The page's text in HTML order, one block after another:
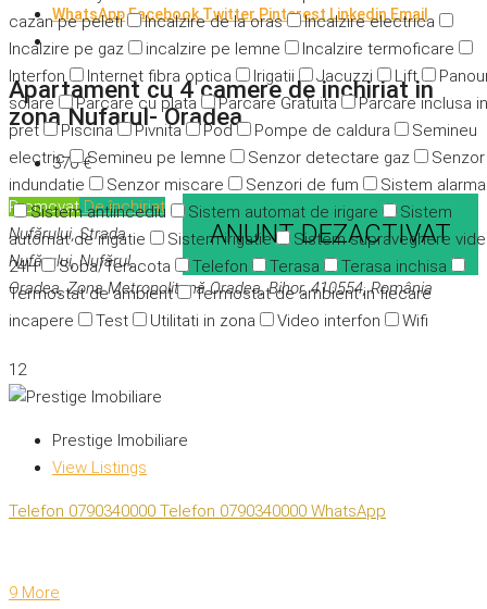
cazan pe peleti
Incalzire de la oras
Incalzire electrica
Incalzire pe gaz
incalzire pe lemne
Incalzire termoficare
Interfon
Internet fibra optica Irigatii Jacuzzi Lift
solare
Parcare cu plata Parcare Gratuita
Parcare inclusa in
pret
Piscina Pivnita Pod Pompe de caldura
Semineu
electric
Semineu pe lemne Senzor detectare gaz
Senzor
indundatie
Senzor miscare Senzori de fum
Sistem alarma
Sistem antiincediu
Sistem automat de irigare
Sistem
automat de irigatie
Sistem irigatie
Sistem supraveghere
24H
Soba/Teracota Telefon Terasa
Terasa inchisa
Termostat de ambient
Termostat de ambient in fiecare
incapere
Test Utilitati in zona Video interfon Wifi
WhatsAppFacebook Twitter Pinterest Linkedin Email
Apartament cu 4 camere de inchiriat in
zona Nufarul- Oradea
370 €
PromovatDe închiriat
ANUNT DEZACTIVAT
Nufărului, Strada
Nufărului, Nufărul,
Oradea, Zona Metropolitană Oradea, Bihor, 410554, România
12
Prestige Imobiliare
View Listings
Telefon 0790340000 Telefon 0790340000 WhatsApp
9 More